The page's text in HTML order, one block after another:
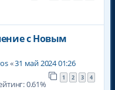
с Новым
«31 май 2024 01:26
1 2 3 4
0.61%